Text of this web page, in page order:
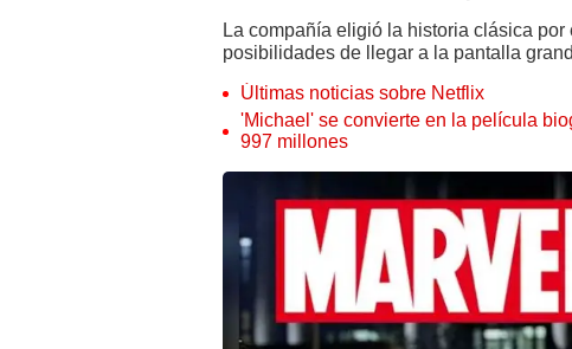
La compañía eligió la historia clásica
posibilidades de llegar a la pantalla
Últimas noticias sobre Netflix
'Michael' se convierte en la película
997 millones